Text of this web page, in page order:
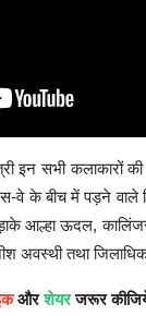
इन सभी कलाकारों
वे के बीच में पड़ने वाले
आल्हा ऊदल,
तथा
औरशेयर जरूर